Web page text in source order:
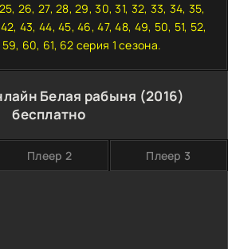
26, 27, 28, 29, 30, 31, 32, 33, 34, 35,
43, 44, 45, 46, 47, 48, 49, 50, 51, 52,
60, 61, 62 серия 1 сезона.
Белая рабыня (2016)
бесплатно
Плеер 2 Плеер 3